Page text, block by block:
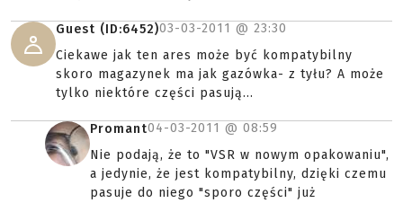
Guest (ID:6452)03-03-2011 @ 23:30
Ciekawe jak ten ares może być kompatybilny
skoro magazynek ma jak gazówka- z tyłu? A może
tylko niektóre części pasują...
Promant04-03-2011 @ 08:59
Nie podają, że to "VSR w nowym opakowaniu",
a jedynie, że jest kompatybilny, dzięki czemu
pasuje do niego "sporo części" już